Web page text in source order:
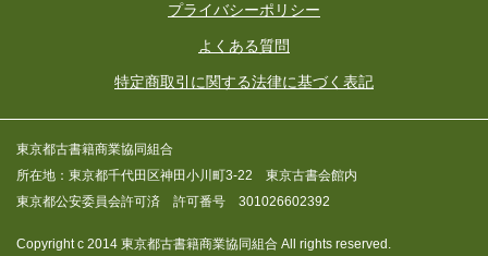
プライバシーポリシー
よくある質問
特定商取引に関する法律に基づく表記
東京都古書籍商業協同組合
所在地：東京都千代田区神田小川町3-22 東京古書会館内
東京都公安委員会許可済 許可番号 301026602392
Copyright c 2014 東京都古書籍商業協同組合 All rights reserved.